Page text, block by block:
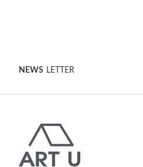
NEWS LETTER